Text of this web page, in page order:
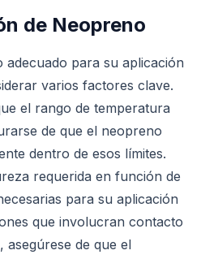
de Neopreno
para su aplicación
varios factores clave.
el rango de temperatura
de que el neopreno
dentro de esos límites.
requerida en función de
para su aplicación
que involucran contacto
de que el